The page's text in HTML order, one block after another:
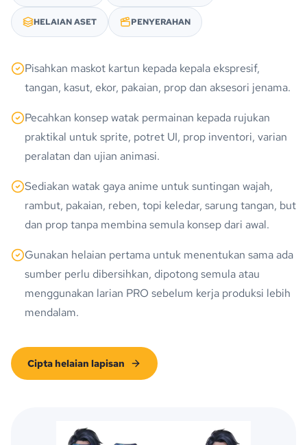
HELAIAN ASET PENYERAHAN
Pisahkan maskot kartun kepada kepala ekspresif,
tangan, kasut, ekor, pakaian, prop dan aksesori jenama.
Pecahkan konsep watak permainan kepada rujukan
praktikal untuk sprite, potret UI, prop inventori, varian
peralatan dan ujian animasi.
Sediakan watak gaya anime untuk suntingan wajah,
rambut, pakaian, reben, topi keledar, sarung tangan, but
dan prop tanpa membina semula konsep dari awal.
Gunakan helaian pertama untuk menentukan sama ada
sumber perlu dibersihkan, dipotong semula atau
menggunakan larian PRO sebelum kerja produksi lebih
mendalam.
Cipta helaian lapisan